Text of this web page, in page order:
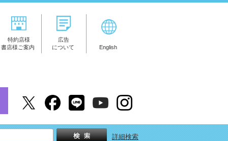
特約店様
書店様ご案内
広告
について
English
詳細検索